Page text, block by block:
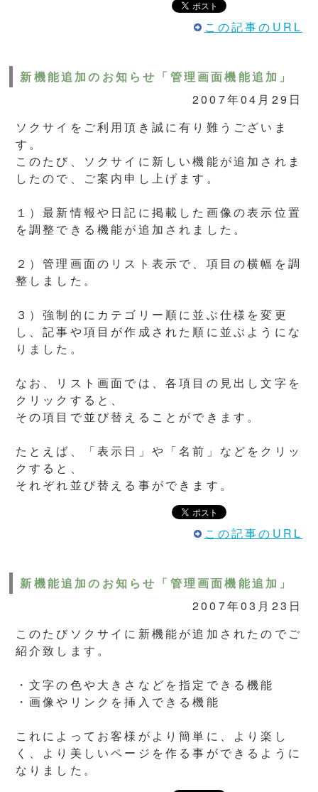
この記事のURL
新機能追加のお知らせ「管理画面機能追加」
2007年04月29日
ソクサイをご利用頂き誠に有り難うございま
す。
このたび、ソクサイに新しい機能が追加されま
したので、ご案内申し上げます。
１）最新情報や日記に掲載した画像の表示位置
を調整できる機能が追加されました。
２）管理画面のリスト表示で、項目の横幅を調
整しました。
３）強制的にカテゴリー順に並ぶ仕様を変更
し、記事や項目が作成された順に並ぶようにな
りました。
なお、リスト画面では、各項目の見出し文字を
クリックすると、
その項目で並び替えることができます。
たとえば、「表示日」や「名前」などをクリッ
クすると、
それぞれ並び替える事ができます。
この記事のURL
新機能追加のお知らせ「管理画面機能追加」
2007年03月23日
このたびソクサイに新機能が追加されたのでご
紹介致します。
・文字の色や大きさなどを指定できる機能
・画像やリンクを挿入できる機能
これによってお客様がより簡単に、より楽し
く、より美しいページを作る事ができるように
なりました。